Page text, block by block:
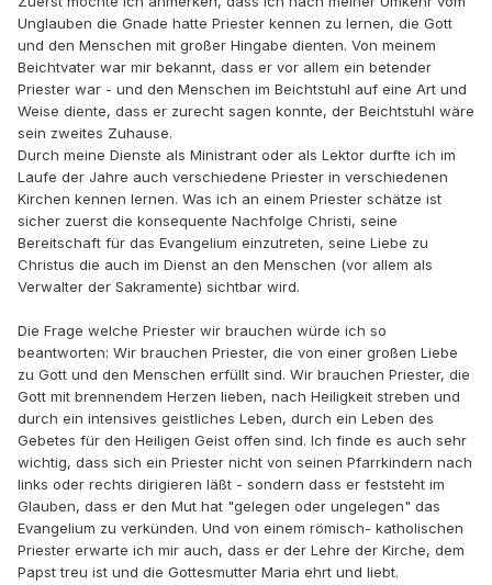
Unglauben die Gnade hatte Priester kennen zu lernen, die Gott
und den Menschen mit großer Hingabe dienten. Von meinem
Beichtvater war mir bekannt, dass er vor allem ein betender
Priester war - und den Menschen im Beichtstuhl auf eine Art und
Weise diente, dass er zurecht sagen konnte, der Beichtstuhl wäre
sein zweites Zuhause.
Durch meine Dienste als Ministrant oder als Lektor durfte ich im
Laufe der Jahre auch verschiedene Priester in verschiedenen
Kirchen kennen lernen. Was ich an einem Priester schätze ist
sicher zuerst die konsequente Nachfolge Christi, seine
Bereitschaft für das Evangelium einzutreten, seine Liebe zu
Christus die auch im Dienst an den Menschen (vor allem als
Verwalter der Sakramente) sichtbar wird.
Die Frage welche Priester wir brauchen würde ich so
beantworten: Wir brauchen Priester, die von einer großen Liebe
zu Gott und den Menschen erfüllt sind. Wir brauchen Priester, die
Gott mit brennendem Herzen lieben, nach Heiligkeit streben und
durch ein intensives geistliches Leben, durch ein Leben des
Gebetes für den Heiligen Geist offen sind. Ich finde es auch sehr
wichtig, dass sich ein Priester nicht von seinen Pfarrkindern nach
links oder rechts dirigieren läßt - sondern dass er feststeht im
Glauben, dass er den Mut hat "gelegen oder ungelegen" das
Evangelium zu verkünden. Und von einem römisch- katholischen
Priester erwarte ich mir auch, dass er der Lehre der Kirche, dem
Papst treu ist und die Gottesmutter Maria ehrt und liebt.